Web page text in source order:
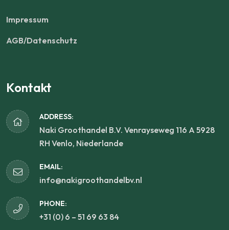
Impressum
AGB/Datenschutz
Kontakt
ADDRESS:
Naki Groothandel B.V. Venrayseweg 116 A 5928
RH Venlo, Niederlande
EMAIL:
info@nakigroothandelbv.nl
PHONE:
+31 (0) 6 – 51 69 63 84